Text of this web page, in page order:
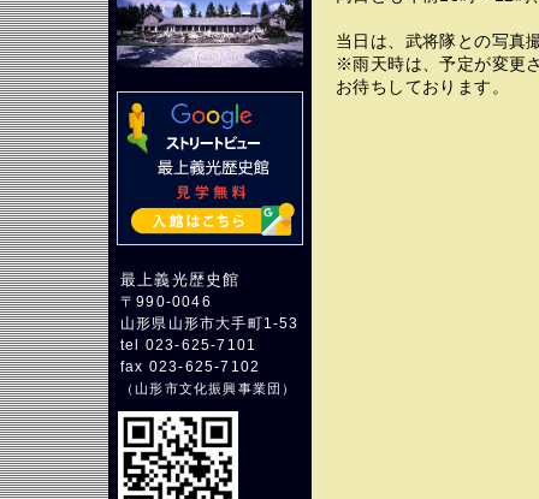
最上義光歴史館
〒990-0046
山形県山形市大手町1-53
tel 023-625-7101
fax 023-625-7102
（山形市文化振興事業団 ）
当日は、武将隊との写真
※雨天時は、予定が変更
お待ちしております。